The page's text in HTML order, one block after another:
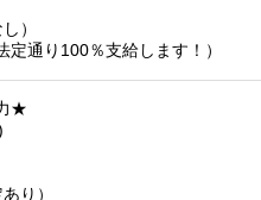
）
通り100％支給します！）
★
り）